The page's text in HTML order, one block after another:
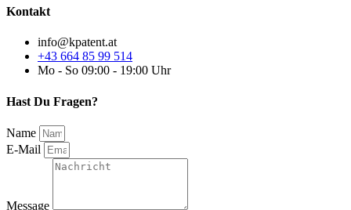
Kontakt
info@kpatent.at
+43 664 85 99 514
Mo - So 09:00 - 19:00 Uhr
Hast Du Fragen?
Name
E-Mail
Message